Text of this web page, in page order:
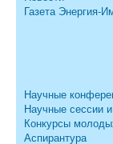
Газета Энергия-
Научные
Научные сессии
Конкурсы
Аспирантура